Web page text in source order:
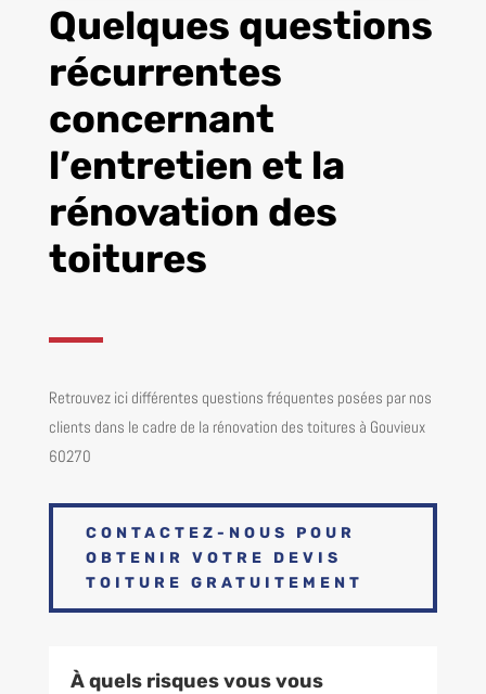
Quelques questions
récurrentes
concernant
l’entretien et la
rénovation des
toitures
Retrouvez ici différentes questions fréquentes posées par nos
clients dans le cadre de la rénovation des toitures à Gouvieux
60270
CONTACTEZ-NOUS POUR
OBTENIR VOTRE DEVIS
TOITURE GRATUITEMENT
À quels risques vous vous